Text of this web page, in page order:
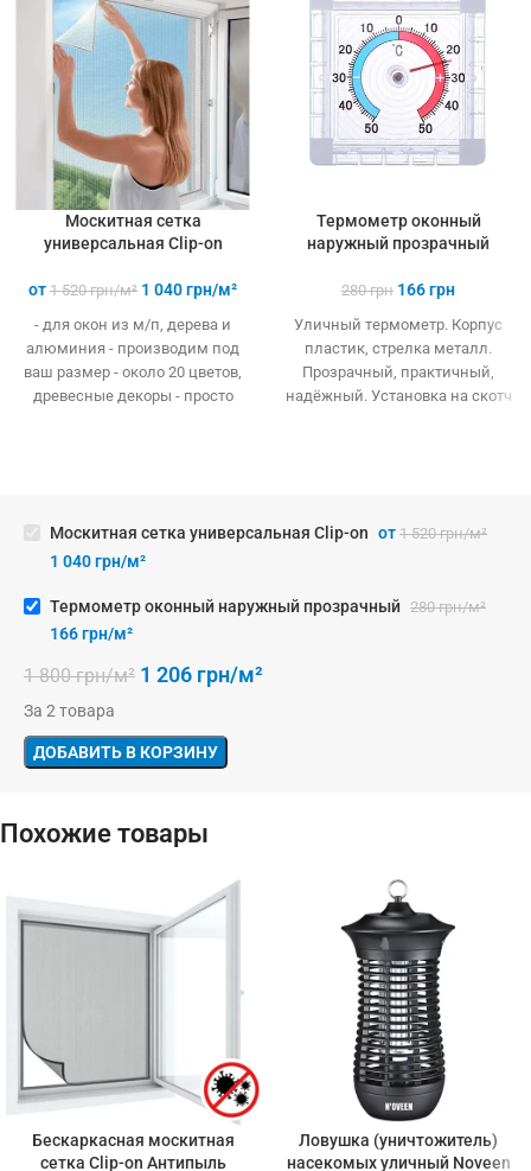
Москитная сетка
универсальная Clip-on
от 1 520грн/м² 1 040грн/м²
- для окон из м/п, дерева и
алюминия - производим под
ваш размер - около 20 цветов,
древесные декоры - просто
ломается - любые формы и
размеры: треугольник,
(инструмент не нужен)
Термометр оконный
наружный прозрачный
280грн 166грн
Уличный термометр. Корпус
пластик, стрелка металл.
Прозрачный, практичный,
надёжный. Установка на скотч
Москитная сетка универсальная Clip-on от 1 520грн/м²
1 040грн/м²
Термометр оконный наружный прозрачный 280грн/м²
166грн/м²
1 800грн/м² 1 206 грн/м²
За 2 товара
ДОБАВИТЬ В КОРЗИНУ
Похожие товары
Бескаркасная москитная
сетка Clip-on Антипыль
Ловушка (уничтожитель)
насекомых уличный Noveen